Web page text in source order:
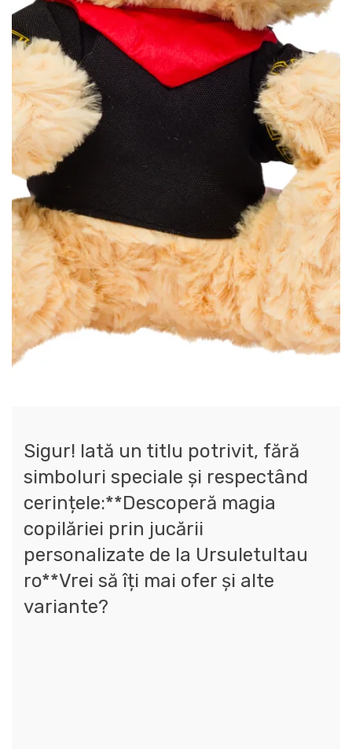
Sigur! Iată un titlu potrivit, fără
simboluri speciale și respectând
cerințele:**Descoperă magia
copilăriei prin jucării
personalizate de la Ursuletultau
ro**Vrei să îți mai ofer și alte
variante?